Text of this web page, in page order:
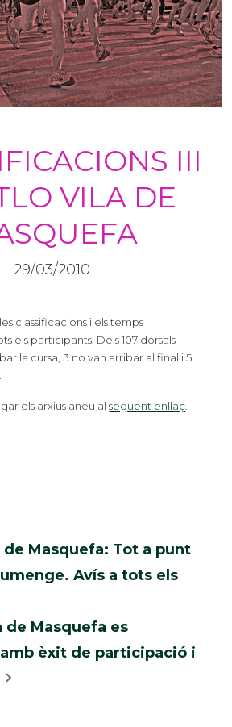
III
VILA DE
29/03/2010
classificacions i els temps
els participants. Dels 107 dorsals
la cursa, 3 no van arribar al final i 5
els arxius aneu alseguent enllaç
de Masquefa: Tot a punt
Avís a tots els
de Masquefa es
èxit de participació i